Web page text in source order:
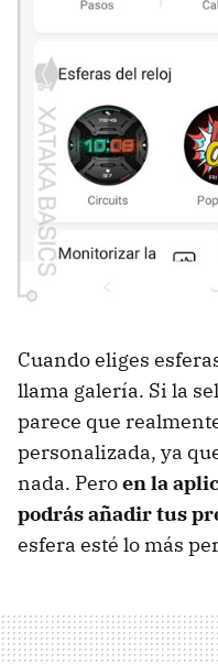
Cuando eliges
llama galería. Si la
parece que
personalizada, ya
nada. Peroen la
podrás añadir tus
esfera esté lo más